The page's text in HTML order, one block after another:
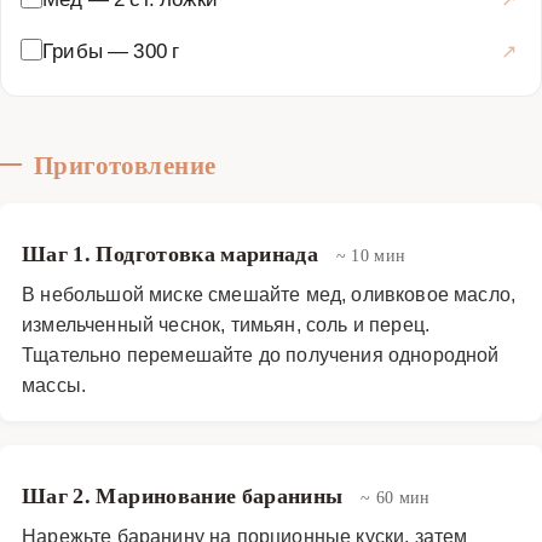
Грибы —300 г
Приготовление
Шаг 1. Подготовка маринада ~ 10 мин
В небольшой миске смешайте мед, оливковое масло,
измельченный чеснок, тимьян, соль и перец.
Тщательно перемешайте до получения однородной
массы.
Шаг 2. Маринование баранины ~ 60 мин
Нарежьте баранину на порционные куски, затем